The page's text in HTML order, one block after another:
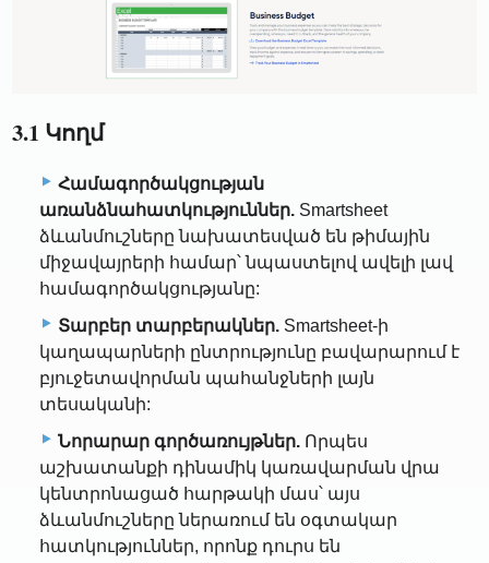
3.1 Կողմ
Համագործակցության
առանձնահատկություններ. Smartsheet
ձևանմուշները նախատեսված են թիմային
միջավայրերի համար՝ նպաստելով ավելի լավ
համագործակցությանը:
Տարբեր տարբերակներ. Smartsheet-ի
կաղապարների ընտրությունը բավարարում է
բյուջետավորման պահանջների լայն
տեսականի:
Նորարար գործառույթներ. Որպես
աշխատանքի դինամիկ կառավարման վրա
կենտրոնացած հարթակի մաս՝ այս
ձևանմուշները ներառում են օգտակար
հատկություններ, որոնք դուրս են